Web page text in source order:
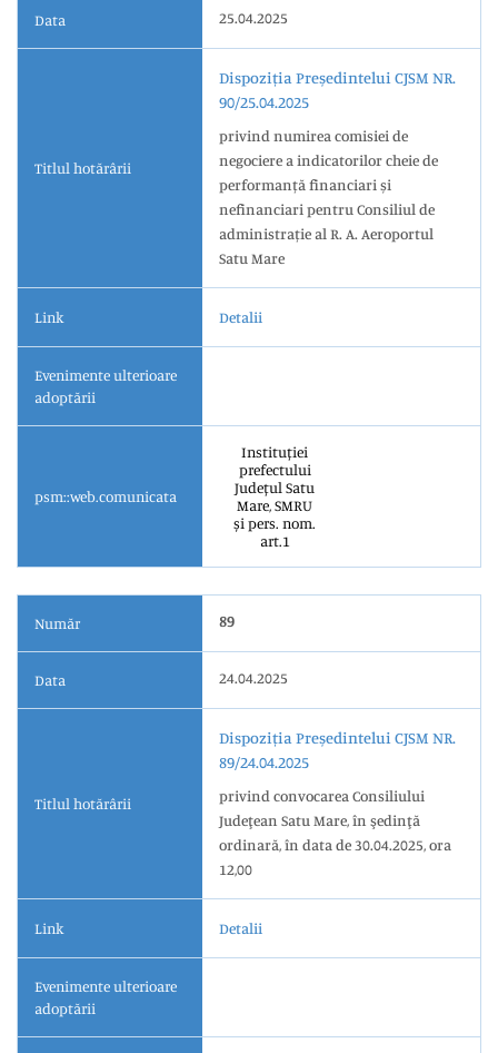
Data 25.04.2025
Titlul hotărârii
Dispoziția Președintelui CJSM NR.
90/25.04.2025
privind numirea comisiei de
negociere a indicatorilor cheie de
performanță financiari și
nefinanciari pentru Consiliul de
administrație al R. A. Aeroportul
Satu Mare
Link Detalii
Evenimente ulterioare
adoptării
psm::web.comunicata
Instituției
prefectului
Județul Satu
Mare, SMRU
și pers. nom.
art.1
Număr 89
Data 24.04.2025
Titlul hotărârii
Dispoziția Președintelui CJSM NR.
89/24.04.2025
privind convocarea Consiliului
Judeţean Satu Mare, în şedinţă
ordinară, în data de 30.04.2025, ora
12,00
Link Detalii
Evenimente ulterioare
adoptării